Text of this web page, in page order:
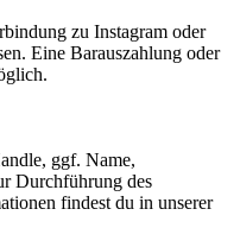
zu Instagram oder
Eine Barauszahlung oder
ggf. Name,
Durchführung des
findest du in unserer